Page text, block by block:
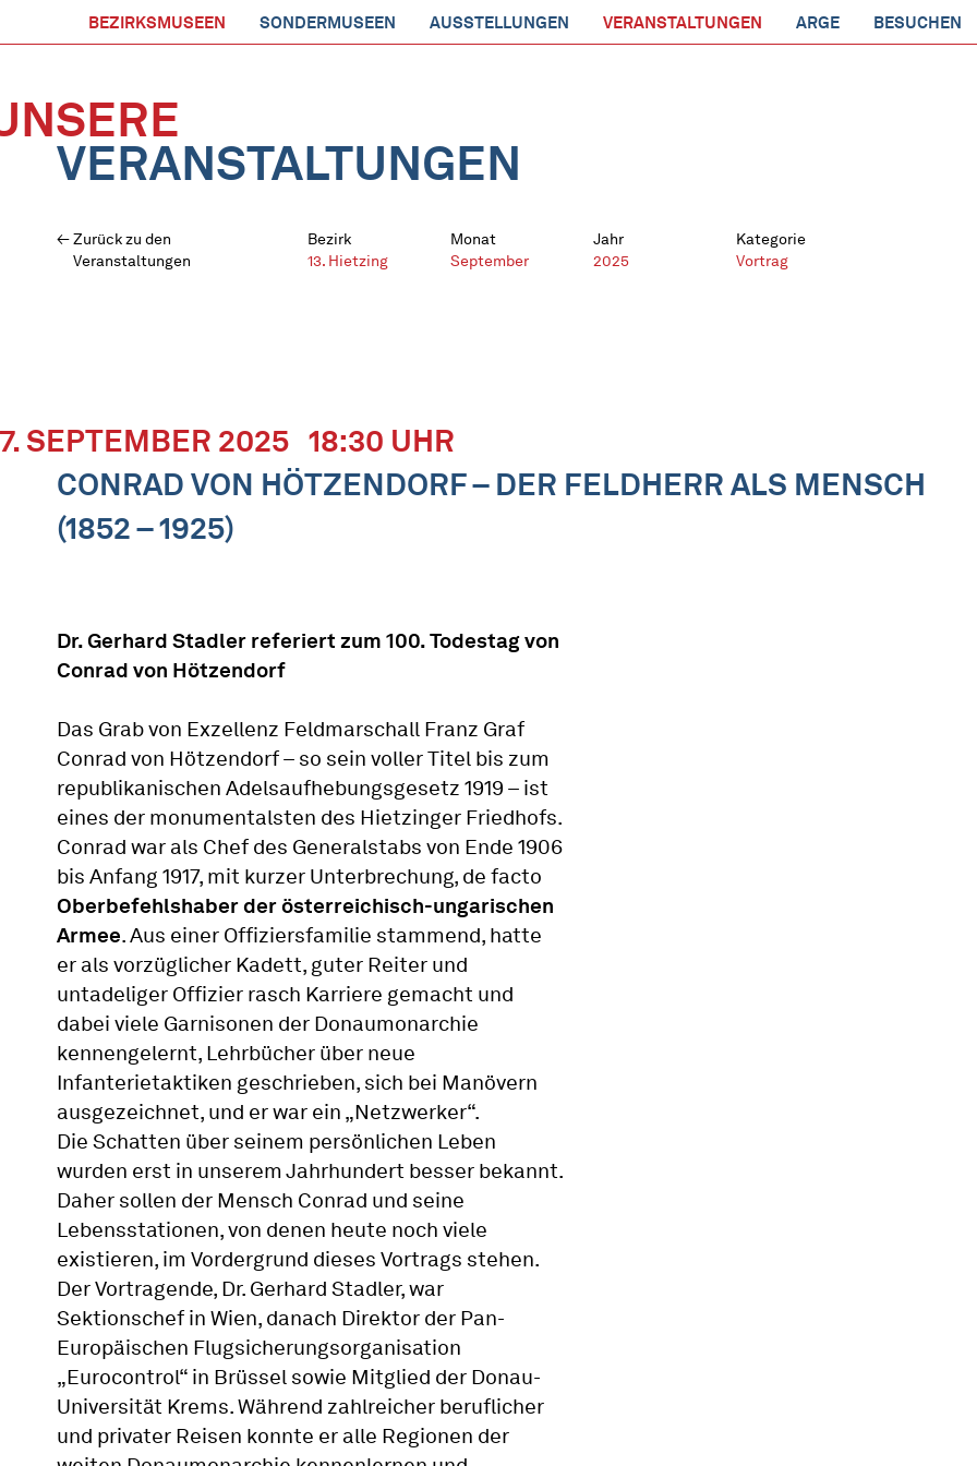
BEZIRKSMUSEEN SONDERMUSEEN AUSSTELLUNGEN VERANSTALTUNGEN ARGE BESUCHEN
VERANSTALTUNGEN
Zurück zu den
Veranstaltungen
Bezirk
13. Hietzing
Monat
September
Jahr
2025
Kategorie
Vortrag
SEPTEMBER 2025 18:30 UHR
CONRAD VON HÖTZENDORF – DER FELDHERR ALS MENSCH
(1852 – 1925)
Dr. Gerhard Stadler referiert zum 100. Todestag von
Conrad von Hötzendorf
Das Grab von Exzellenz Feldmarschall Franz Graf
Conrad von Hötzendorf – so sein voller Titel bis zum
republikanischen Adelsaufhebungsgesetz 1919 – ist
eines der monumentalsten des Hietzinger Friedhofs.
Conrad war als Chef des Generalstabs von Ende 1906
bis Anfang 1917, mit kurzer Unterbrechung, de facto
Oberbefehlshaber der österreichisch-ungarischen
Armee. Aus einer Offiziersfamilie stammend, hatte
er als vorzüglicher Kadett, guter Reiter und
untadeliger Offizier rasch Karriere gemacht und
dabei viele Garnisonen der Donaumonarchie
kennengelernt, Lehrbücher über neue
Infanterietaktiken geschrieben, sich bei Manövern
ausgezeichnet, und er war ein „Netzwerker“.
Die Schatten über seinem persönlichen Leben
wurden erst in unserem Jahrhundert besser bekannt.
Daher sollen der Mensch Conrad und seine
Lebensstationen, von denen heute noch viele
existieren, im Vordergrund dieses Vortrags stehen.
Der Vortragende, Dr. Gerhard Stadler, war
Sektionschef in Wien, danach Direktor der Pan-
Europäischen Flugsicherungsorganisation
„Eurocontrol“ in Brüssel sowie Mitglied der Donau-
Universität Krems. Während zahlreicher beruflicher
und privater Reisen konnte er alle Regionen der